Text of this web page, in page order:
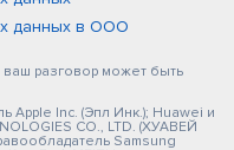
данных в ООО
разговор может быть
Apple Inc. (Эпл Инк.); Huawei и
CO., LTD. (ХУАВЕЙ
Samsung